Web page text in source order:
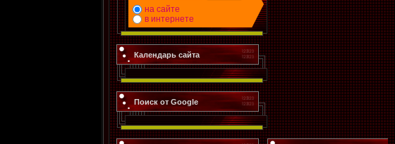
на сайте
в интернете
Календарь сайта
Поиск от Google